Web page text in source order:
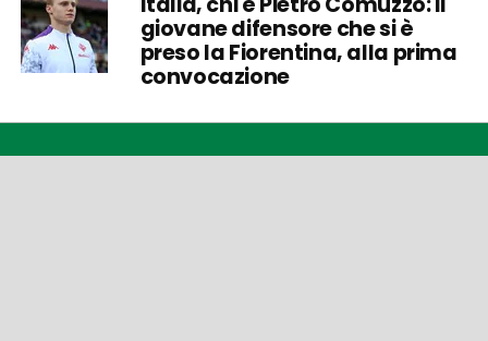
giovane difensore che si è
preso la Fiorentina, alla prima
convocazione